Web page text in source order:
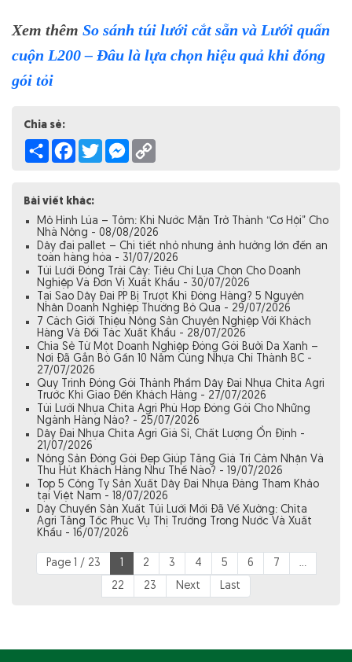
Xem thêm So sánh túi lưới cắt sẵn và Lưới quấn
cuộn L200 – Đâu là lựa chọn hiệu quả khi đóng
gói tỏi
Chia sẻ:
Share Facebook
TwitterMessenger
Bài viết khác:
Mô Hình Lúa – Tôm: Khi Nước Mặn Trở Thành “Cơ Hội” Cho
Nhà Nông - 08/08/2026
Dây đai pallet – Chi tiết nhỏ nhưng ảnh hưởng lớn đến an
toàn hàng hóa - 31/07/2026
Túi Lưới Đóng Trái Cây: Tiêu Chí Lựa Chọn Cho Doanh
Nghiệp Và Đơn Vị Xuất Khẩu - 30/07/2026
Tại Sao Dây Đai PP Bị Trượt Khi Đóng Hàng? 5 Nguyên
Nhân Doanh Nghiệp Thường Bỏ Qua - 29/07/2026
7 Cách Giới Thiệu Nông Sản Chuyên Nghiệp Với Khách
Hàng Và Đối Tác Xuất Khẩu - 28/07/2026
Chia Sẻ Từ Một Doanh Nghiệp Đóng Gói Bưởi Da Xanh –
Nơi Đã Gắn Bó Gần 10 Năm Cùng Nhựa Chí Thành BC -
27/07/2026
Quy Trình Đóng Gói Thành Phẩm Dây Đai Nhựa Chita Agri
Trước Khi Giao Đến Khách Hàng - 27/07/2026
Túi Lưới Nhựa Chita Agri Phù Hợp Đóng Gói Cho Những
Ngành Hàng Nào? - 25/07/2026
Dây Đai Nhựa Chita Agri Giá Sỉ, Chất Lượng Ổn Định -
21/07/2026
Nông Sản Đóng Gói Đẹp Giúp Tăng Giá Trị Cảm Nhận Và
Thu Hút Khách Hàng Như Thế Nào? - 19/07/2026
Top 5 Công Ty Sản Xuất Dây Đai Nhựa Đáng Tham Khảo
tại Việt Nam - 18/07/2026
Dây Chuyền Sản Xuất Túi Lưới Mới Đã Về Xưởng: Chita
Agri Tăng Tốc Phục Vụ Thị Trường Trong Nước Và Xuất
Khẩu - 16/07/2026
Page 1 / 23 1 2 3 4 5 6 7
...
22
23 Next Last